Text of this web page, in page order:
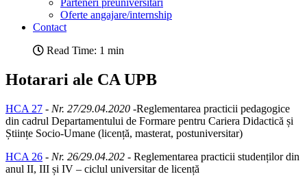
Parteneri preuniversitari
Oferte angajare/internship
Contact
Read Time: 1 min
Hotarari ale CA UPB
HCA 27 - Nr. 27/29.04.2020 -Reglementarea practicii pedagogice
din cadrul Departamentului de Formare pentru Cariera Didactică și
Științe Socio-Umane (licență, masterat, postuniversitar)
HCA 26 - Nr. 26/29.04.202 - Reglementarea practicii studenților din
anul II, III și IV – ciclul universitar de licență